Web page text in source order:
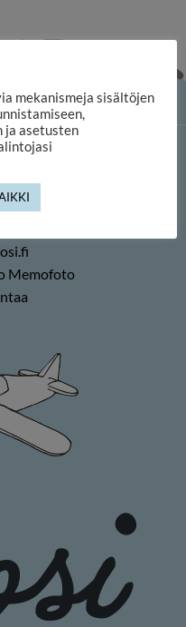
Memofoto
mekanismeja sisältöjen
asetusten